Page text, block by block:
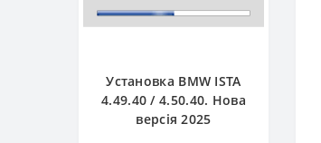
Установка BMW ISTA
4.49.40 / 4.50.40. Нова
версія 2025